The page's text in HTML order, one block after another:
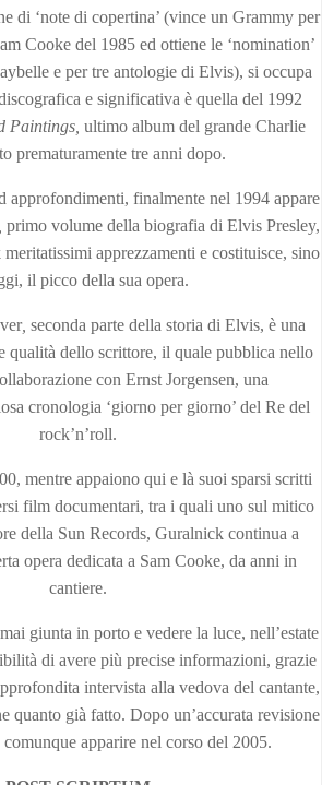
di ‘note di copertina’ (vince un Grammy per
Cooke del 1985 ed ottiene le ‘nomination’
e per tre antologie di Elvis), si occupa
e significativa è quella del 1992
Paintings, ultimo album del grande Charlie
prematuramente tre anni dopo.
approfondimenti, finalmente nel 1994 appare
primo volume della biografia di Elvis Presley,
apprezzamenti e costituisce, sino
il picco della sua opera.
, seconda parte della storia di Elvis, è una
qualità dello scrittore, il quale pubblica nello
con Ernst Jorgensen, una
cronologia ‘giorno per giorno’ del Re del
rock’n’roll.
mentre appaiono qui e là suoi sparsi scritti
film documentari, tra i quali uno sul mitico
della Sun Records, Guralnick continua a
opera dedicata a Sam Cooke, da anni in
cantiere.
giunta in porto e vedere la luce, nell’estate
di avere più precise informazioni, grazie
intervista alla vedova del cantante,
quanto già fatto. Dopo un’accurata revisione
comunque apparire nel corso del 2005.